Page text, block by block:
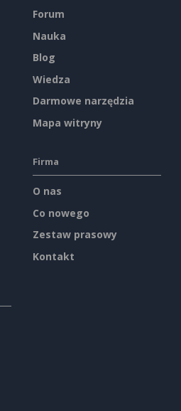
Forum
Nauka
Blog
Wiedza
Darmowe narzędzia
Mapa witryny
Firma
O nas
Co nowego
Zestaw prasowy
Kontakt